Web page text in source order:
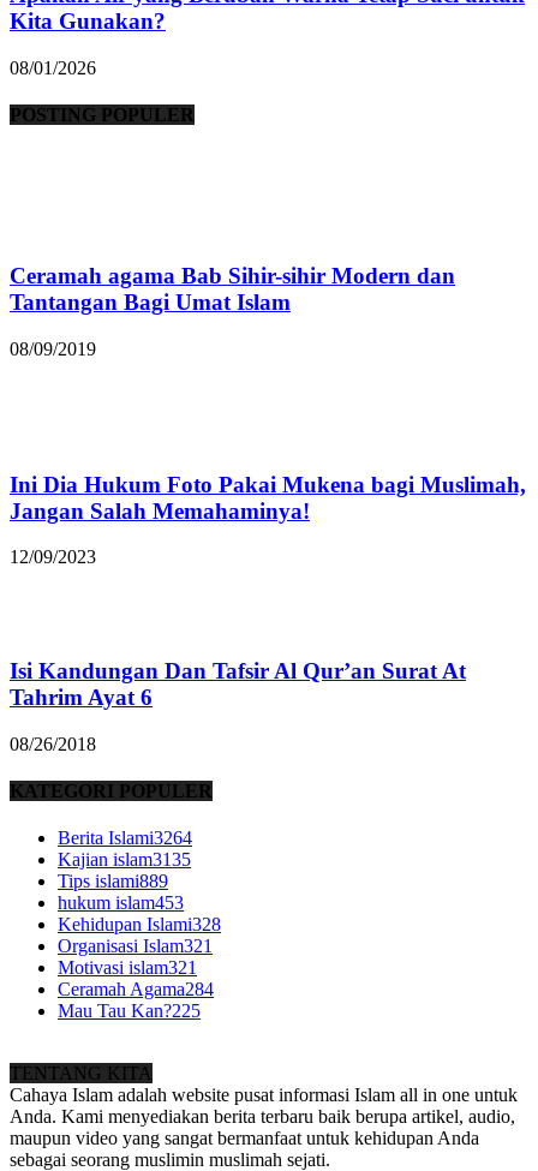
Kita Gunakan?
08/01/2026
POSTING POPULER
Ceramah agama Bab Sihir-sihir Modern dan
Tantangan Bagi Umat Islam
08/09/2019
Ini Dia Hukum Foto Pakai Mukena bagi Muslimah,
Jangan Salah Memahaminya!
12/09/2023
Isi Kandungan Dan Tafsir Al Qur’an Surat At
Tahrim Ayat 6
08/26/2018
KATEGORI POPULER
Berita Islami3264
Kajian islam3135
Tips islami889
hukum islam453
Kehidupan Islami328
Organisasi Islam321
Motivasi islam321
Ceramah Agama284
Mau Tau Kan?225
TENTANG KITA
Cahaya Islam adalah website pusat informasi Islam all in one untuk
Anda. Kami menyediakan berita terbaru baik berupa artikel, audio,
maupun video yang sangat bermanfaat untuk kehidupan Anda
sebagai seorang muslimin muslimah sejati.